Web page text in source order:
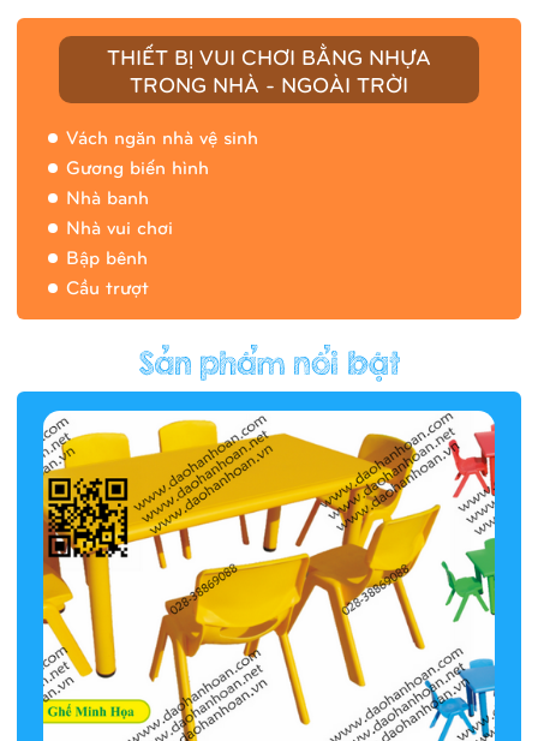
THIẾT BỊ VUI CHƠI BẰNG NHỰA
TRONG NHÀ - NGOÀI TRỜI
Vách ngăn nhà vệ sinh
Gương biến hình
Nhà banh
Nhà vui chơi
Bập bênh
Cầu trượt
Hàng rào/nhà banh 9H5412